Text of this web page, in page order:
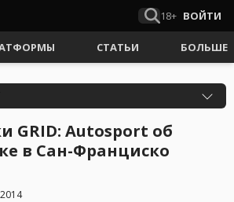
18+ ВОЙТИ
СТАТЬИ БОЛЬШЕ
GRID: Autosport об
в Сан-Франциско